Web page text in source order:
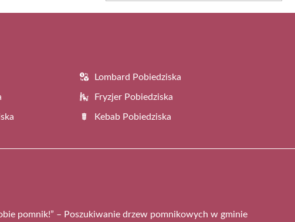
Lombard Pobiedziska
Fryzjer Pobiedziska
Kebab Pobiedziska
pomnik!” – Poszukiwanie drzew pomnikowych w gminie